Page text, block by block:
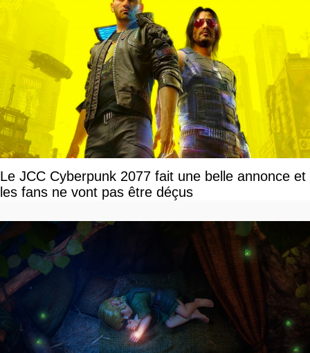
Le JCC Cyberpunk 2077 fait une belle annonce et
les fans ne vont pas être déçus